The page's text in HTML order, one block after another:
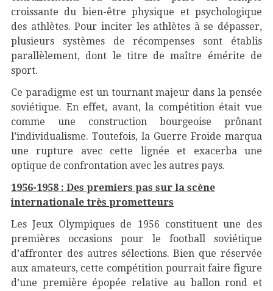
croissante du bien-être physique et psychologique
des athlètes. Pour inciter les athlètes à se dépasser,
plusieurs systèmes de récompenses sont établis
parallèlement, dont le titre de maître émérite de
sport.
Ce paradigme est un tournant majeur dans la pensée
soviétique. En effet, avant, la compétition était vue
comme une construction bourgeoise prônant
l’individualisme. Toutefois, la Guerre Froide marqua
une rupture avec cette lignée et exacerba une
optique de confrontation avec les autres pays.
1956-1958 : Des premiers pas sur la scène
internationale très prometteurs
Les Jeux Olympiques de 1956 constituent une des
premières occasions pour le football soviétique
d’affronter des autres sélections. Bien que réservée
aux amateurs, cette compétition pourrait faire figure
d’une première épopée relative au ballon rond et